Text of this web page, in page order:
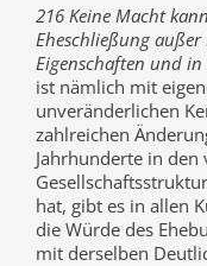
216 Keine Macht
Eheschließung
Eigenschaften und
ist nämlich mit
unveränderlichen
zahlreichen
Jahrhunderte in den
hat, gibt es in allen
die Würde des
mit derselben